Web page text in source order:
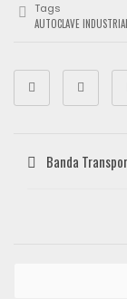
Tags
AUTOCLAVE
Banda